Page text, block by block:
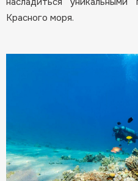
Красного моря.